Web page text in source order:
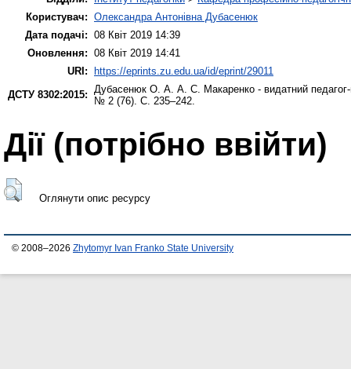
Користувач: Олександра Антонівна Дубасенюк
Дата подачі: 08 Квіт 2019 14:39
Оновлення: 08 Квіт 2019 14:41
URI:
https://eprints.zu.edu.ua/id/eprint/29011
ДСТУ 8302:2015: Дубасенюк О. А. А. С. Макаренко - видатний
№ 2 (76). С. 235–242.
Дії ​​(потрібно ввійти)
Оглянути опис ресурсу
© 2008–2026 Zhytomyr Ivan Franko State University